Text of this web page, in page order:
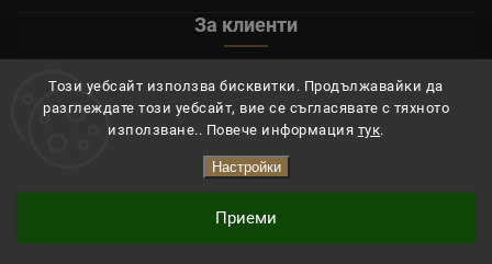
Този уебсайт използва бисквитки. Продължавайки да
разглеждате този уебсайт, вие се съгласявате с тяхното
използване.. Повече информация тук.
Настройки
Приеми
За клиенти
Регистрация
Вход
Mocafino.bg. Всички права запазени.